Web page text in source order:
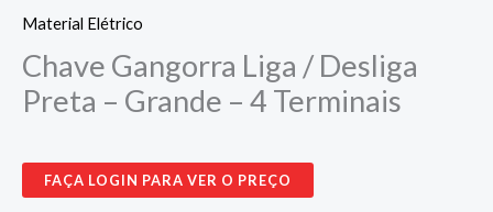
Material Elétrico
Chave Gangorra Liga / Desliga
Preta – Grande – 4 Terminais
FAÇA LOGIN PARA VER O PREÇO